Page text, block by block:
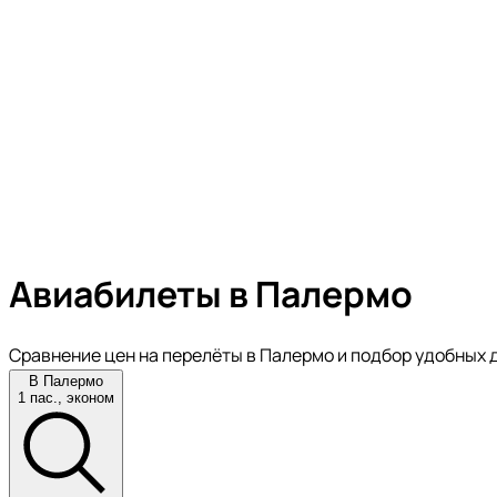
Авиабилеты в Палермо
Сравнение цен на перелёты в Палермо и подбор удобных
В Палермо
1 пас., эконом